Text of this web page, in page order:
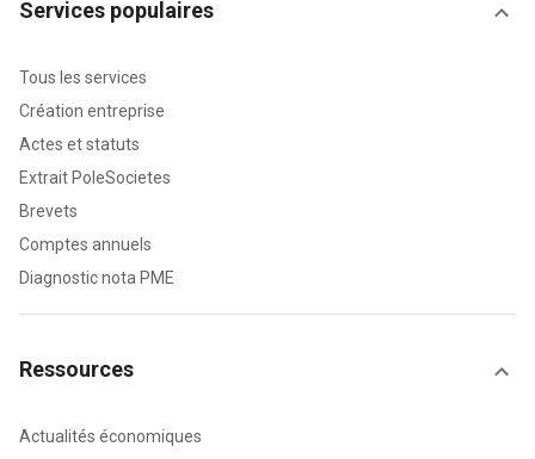
Services populaires
Tous les services
Création entreprise
Actes et statuts
Extrait PoleSocietes
Brevets
Comptes annuels
Diagnostic nota PME
Ressources
Actualités économiques